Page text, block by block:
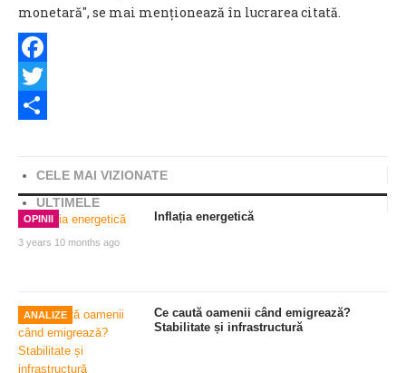
monetară", se mai menționează în lucrarea citată.
Facebook
Twitter
CELE MAI VIZIONATE
ULTIMELE
OPINII
3 years 10 months ago
Inflația energetică
ANALIZE
Ce caută oamenii când emigrează?
Stabilitate și infrastructură